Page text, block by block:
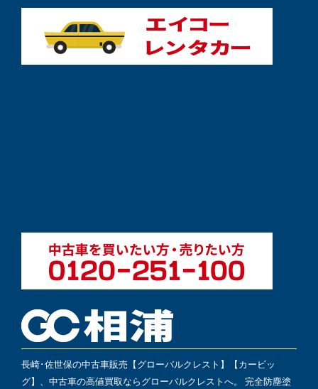
長崎･佐世保の中古車販売【グローバルクレスト】【カービッ
グ】、中古車の高値買取ならグローバルクレストへ。 完全防塵塗